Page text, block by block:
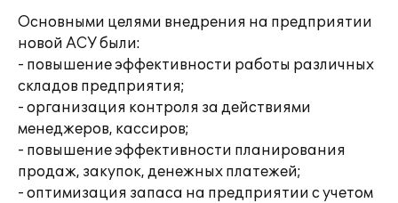
Основными целями внедрения на предприятии
новой АСУ были:
- повышение эффективности работы различных
складов предприятия;
- организация контроля за действиями
менеджеров, кассиров;
- повышение эффективности планирования
продаж, закупок, денежных платежей;
- оптимизация запаса на предприятии с учетом